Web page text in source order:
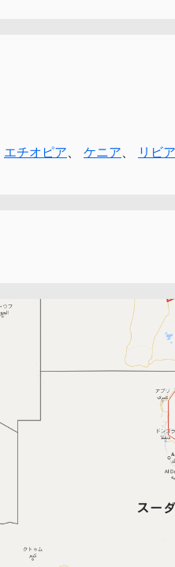
エチオピア、 ケニア、 リビア